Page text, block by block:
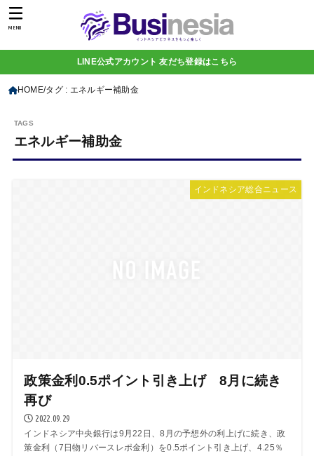
MENU
LINE公式アカウント 友だち登録はこちら
HOME タグ : エネルギー補助金
エネルギー補助金
インドネシア総合ニュース
政策金利0.5ポイント引き上げ 8月に続き
再び
2022.09.29
インドネシア中央銀行は9月22日、8月の予想外の利上げに続き、政
策金利（7日物リバースレポ金利）を0.5ポイント引き上げ、4.25％